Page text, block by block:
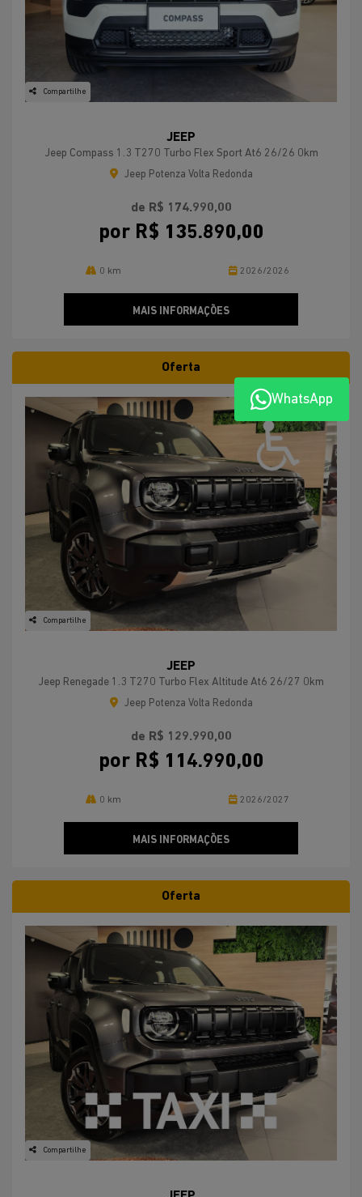
Compartilhe
JEEP
Jeep Compass 1.3 T270 Turbo Flex Sport At6 26/26 0km
Jeep Potenza Volta Redonda
de R$ 174.990,00
por R$ 135.890,00
0 km 2026/2026
MAIS INFORMAÇÕES
Oferta
Compartilhe
JEEP
Jeep Renegade 1.3 T270 Turbo Flex Altitude At6 26/27 0km
Jeep Potenza Volta Redonda
de R$ 129.990,00
por R$ 114.990,00
0 km 2026/2027
MAIS INFORMAÇÕES
Oferta
Compartilhe
WhatsApp